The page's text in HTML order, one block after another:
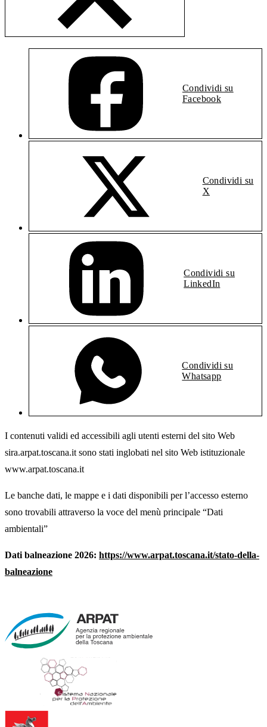
Condividi su
Facebook
Condividi su
X
Condividi su
LinkedIn
Condividi su
Whatsapp
I contenuti validi ed accessibili agli utenti esterni del sito Web
sira.arpat.toscana.it sono stati inglobati nel sito Web istituzionale
www.arpat.toscana.it
Le banche dati, le mappe e i dati disponibili per l’accesso esterno
sono trovabili attraverso la voce del menù principale “Dati
ambientali”
Dati balneazione 2026: https://www.arpat.toscana.it/stato-della-
balneazione